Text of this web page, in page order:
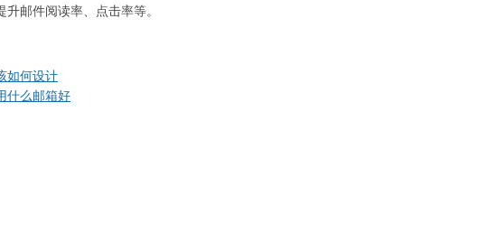
邮件阅读率、点击率等。
如何设计
什么邮箱好